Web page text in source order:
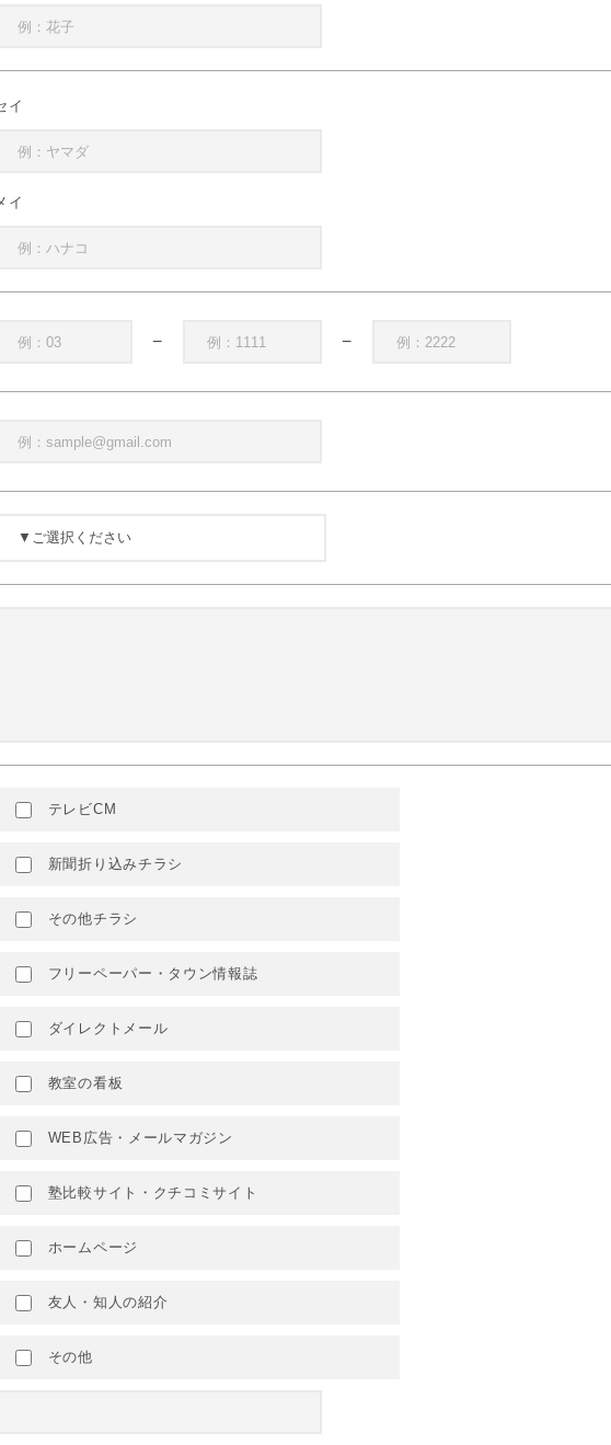
イ
イ
− −
テレビCM
新聞折り込みチラシ
その他チラシ
フリーペーパー・タウン情報誌
ダイレクトメール
教室の看板
WEB広告・メールマガジン
塾比較サイト・クチコミサイト
ホームページ
友人・知人の紹介
その他